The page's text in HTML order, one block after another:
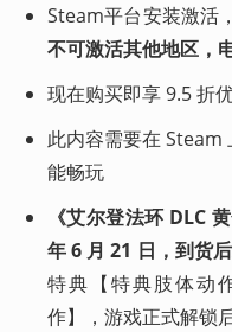
Steam平台安装激活，
不可激活其他地区，
现在购买即享 9.5 折
此内容需要在 Steam
能畅玩
《艾尔登法环 DLC
年 6 月 21 日，到货
特典【特典肢体动
作】，游戏正式解锁